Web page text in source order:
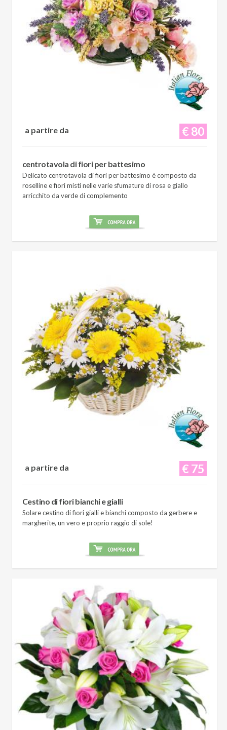
€ 80
a partire da
centrotavola di fiori per battesimo
Delicato centrotavola di fiori per battesimo è composto da
roselline e fiori misti nelle varie sfumature di rosa e giallo
arricchito da verde di complemento
€ 75
a partire da
Cestino di fiori bianchi e gialli
Solare cestino di fiori gialli e bianchi composto da gerbere e
margherite, un vero e proprio raggio di sole!